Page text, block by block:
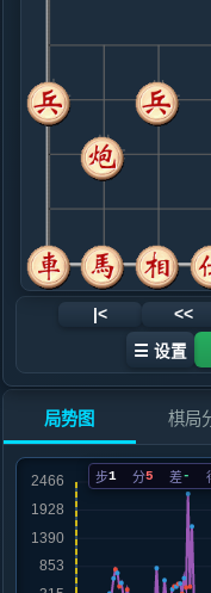
8. 炮八进四
.....车４进５
9. 炮八平三
.....象７进９
10. 车九平八
.....砲２进４
.....车４平３
12. 车八进二
.....卒５进１
14. 马四进五
.....马７进５
15. 兵五进一
.....马５进４
16. 炮五进五
.....象３进５
|< <<
☰ 设置
局势图 棋局
步1 分5 差-